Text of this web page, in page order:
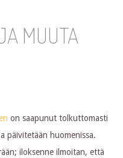
MUUTA
on saapunut tolkuttomasti
päivitetään huomenissa.
iloksenne ilmoitan, että